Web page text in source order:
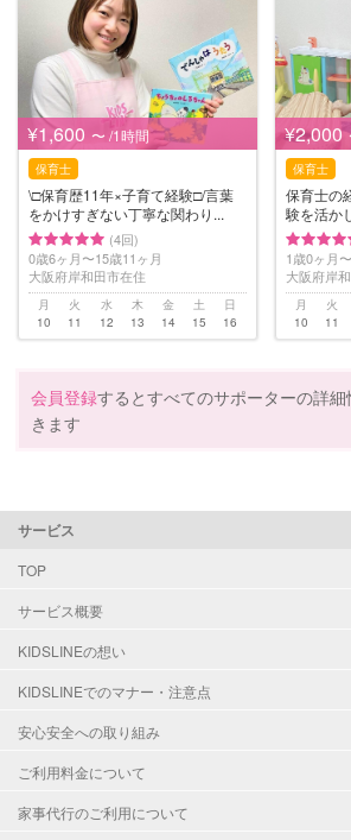
¥1,600 〜 /1時間
保育士
\□︎保育歴11年×子育て経験□︎/言葉
をかけすぎない丁寧な関わり...
(4回)
0歳6ヶ月〜15歳11ヶ月
大阪府岸和田市在住
月
10
火
11
水
12
木
13
金
14
土
15
日
16
¥2,000
保育士
保育士の
験を活か
1歳0ヶ月
大阪府岸
月
10
火
11
会員登録するとすべてのサポーターの詳
きます
サービス
TOP
サービス概要
KIDSLINEの想い
KIDSLINEでのマナー・注意点
安心安全への取り組み
ご利用料金について
家事代行のご利用について